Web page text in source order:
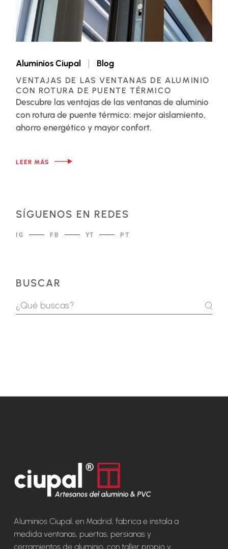
Aluminios Ciupal Blog
VENTAJAS DE LAS VENTANAS DE ALUMINIO
CON ROTURA DE PUENTE TÉRMICO
Descubre las ventajas de las ventanas de aluminio
con rotura de puente térmico: mejor aislamiento,
ahorro energético y mayor confort.
LEER MÁS
SÍGUENOS EN REDES
IG FB YT PT
BUSCAR
Aluminios Ciupal, en Madrid, fabrica e instala a
medida ventanas, puertas, persianas y
cerramientos de aluminio, con taller propio y